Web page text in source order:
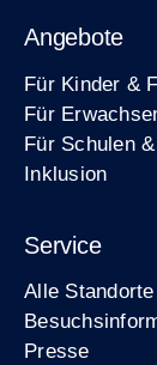
Angebote
Für Kinder &
Für
Für Schulen
Inklusion
Service
Alle Standorte
Presse